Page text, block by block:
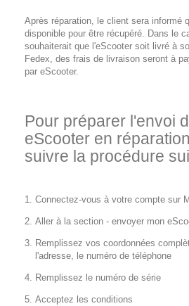
Après réparation, le client sera informé
disponible pour être récupéré. Dans le
souhaiterait que l'eScooter soit livré à
Fedex, des frais de livraison seront à
par eScooter.
Pour préparer l'envoi
eScooter en
suivre la procédure
Connectez-vous à votre compte sur
Aller à la section - envoyer mon
Remplissez vos coordonnées
l'adresse, le numéro de téléphone
Remplissez le numéro de série
Acceptez les conditions